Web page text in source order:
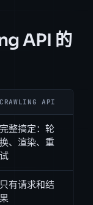
API 的
CRAWLING API
完整搞定：轮
换、渲染、重
试
只有请求和结
果